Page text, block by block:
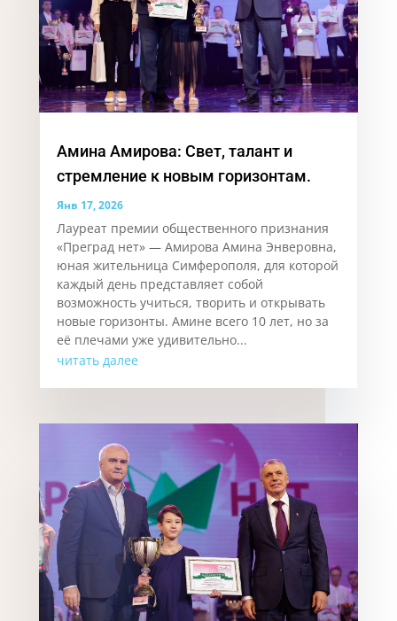
Амина Амирова: Свет, талант и
стремление к новым горизонтам.
Янв 17, 2026
Лауреат премии общественного признания
«Преград нет» — Амирова Амина Энверовна,
юная жительница Симферополя, для которой
каждый день представляет собой
возможность учиться, творить и открывать
новые горизонты. Аминe всего 10 лет, но за
её плечами уже удивительно...
читать далее